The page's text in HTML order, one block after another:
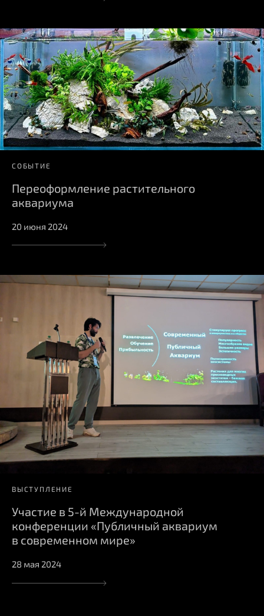
СОБЫТИЕ
Переоформление растительного
аквариума
20 июня 2024
ВЫСТУПЛЕНИЕ
Участие в 5-й Международной
конференции «Публичный аквариум
в современном мире»
28 мая 2024